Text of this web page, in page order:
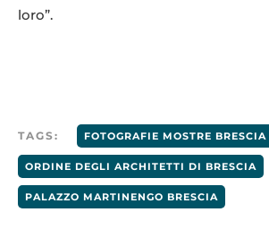
loro”.
TAGS: FOTOGRAFIE MOSTRE BRESCIA
ORDINE DEGLI ARCHITETTI DI BRESCIA
PALAZZO MARTINENGO BRESCIA